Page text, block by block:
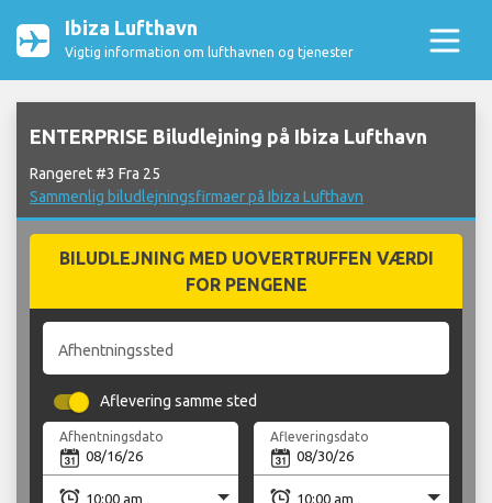
Ibiza Lufthavn
Vigtig information om lufthavnen og tjenester
ENTERPRISE Biludlejning på Ibiza Lufthavn
Rangeret #3 Fra 25
Sammenlig biludlejningsfirmaer på Ibiza Lufthavn
BILUDLEJNING MED UOVERTRUFFEN VÆRDI
FOR PENGENE
Afhentningssted
Aflevering samme sted
Afhentningsdato Afleveringsdato